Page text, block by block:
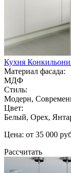
Кухня
Материал фасада:
МДФ
Стиль:
Модерн,
Цвет:
Белый, Орех,
Цена: от 35 000
Рассчитать